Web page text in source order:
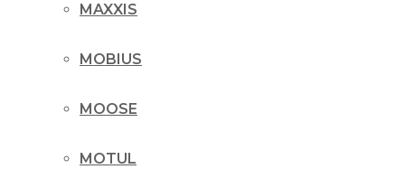
MAXXIS
MOBIUS
MOOSE
MOTUL